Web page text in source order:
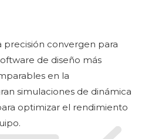
precisión convergen para
de diseño más
en la
simulaciones de dinámica
optimizar el rendimiento